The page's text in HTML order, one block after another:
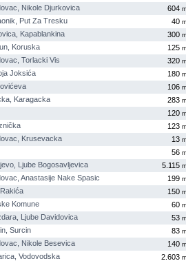
Nikole Djurkovica 604 m
Put Za Tresku 40 m
Kapablankina 300 m
Koruska 125 m
Torlacki Vis 320 m
Joksića 180 m
106 m
Karagacka 283 m
120 m
123 m
Krusevacka 13 m
56 m
Ljube Bogosavljevica 5.115 m
Anastasije Nake Spasic 199 m
150 m
Komune 60 m
Ljube Davidovica 53 m
Surcin 83 m
Nikole Besevica 140 m
Vodovodska 2.603 m